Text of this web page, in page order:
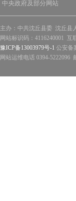
主办：中共沈丘县委 沈丘县
网站标识码：4116240001
豫ICP备13003979号-1 公安备
网站运维电话 0394-5222096